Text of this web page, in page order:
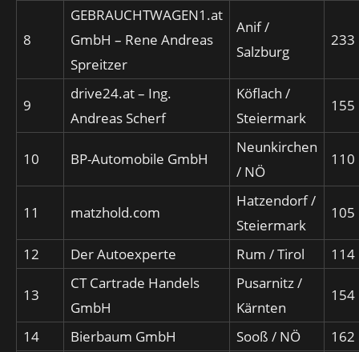
8
GEBRAUCHTWAGEN1.at
GmbH – Rene Andreas
Spreitzer
Anif /
Salzburg
233
9
drive24.at – Ing.
Andreas Scherf
Köflach /
Steiermark
155
10 BP-Automobile GmbH
Neunkirchen
/ NÖ
110
11 matzhold.com
Hatzendorf /
Steiermark
105
12 Der Autoexperte Rum / Tirol 114
13
CT Cartrade Handels
GmbH
Pusarnitz /
Kärnten
154
14 Bierbaum GmbH Sooß / NÖ 162